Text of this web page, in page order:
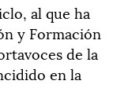
al que ha
y Formación
de la
en la